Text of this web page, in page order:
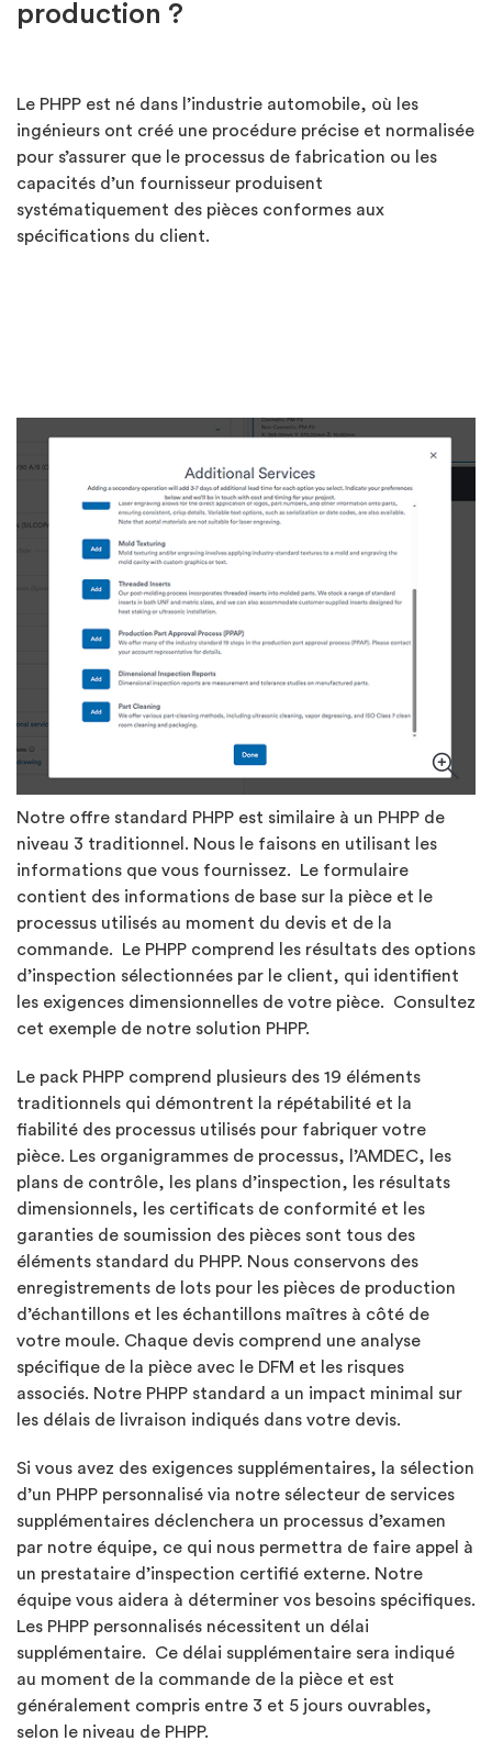
production ?
Le PHPP est né dans l’industrie automobile, où les
ingénieurs ont créé une procédure précise et normalisée
pour s’assurer que le processus de fabrication ou les
capacités d’un fournisseur produisent
systématiquement des pièces conformes aux
spécifications du client.
Notre offre standard PHPP est similaire à un PHPP de
niveau 3 traditionnel. Nous le faisons en utilisant les
informations que vous fournissez. Le formulaire
contient des informations de base sur la pièce et le
processus utilisés au moment du devis et de la
commande. Le PHPP comprend les résultats des options
d’inspection sélectionnées par le client, qui identifient
les exigences dimensionnelles de votre pièce. Consultez
cet exemple de notre solution PHPP.
Le pack PHPP comprend plusieurs des 19 éléments
traditionnels qui démontrent la répétabilité et la
fiabilité des processus utilisés pour fabriquer votre
pièce. Les organigrammes de processus, l’AMDEC, les
plans de contrôle, les plans d’inspection, les résultats
dimensionnels, les certificats de conformité et les
garanties de soumission des pièces sont tous des
éléments standard du PHPP. Nous conservons des
enregistrements de lots pour les pièces de production
d’échantillons et les échantillons maîtres à côté de
votre moule. Chaque devis comprend une analyse
spécifique de la pièce avec le DFM et les risques
associés. Notre PHPP standard a un impact minimal sur
les délais de livraison indiqués dans votre devis.
Si vous avez des exigences supplémentaires, la sélection
d’un PHPP personnalisé via notre sélecteur de services
supplémentaires déclenchera un processus d’examen
par notre équipe, ce qui nous permettra de faire appel à
un prestataire d’inspection certifié externe. Notre
équipe vous aidera à déterminer vos besoins spécifiques.
Les PHPP personnalisés nécessitent un délai
supplémentaire. Ce délai supplémentaire sera indiqué
au moment de la commande de la pièce et est
généralement compris entre 3 et 5 jours ouvrables,
selon le niveau de PHPP.